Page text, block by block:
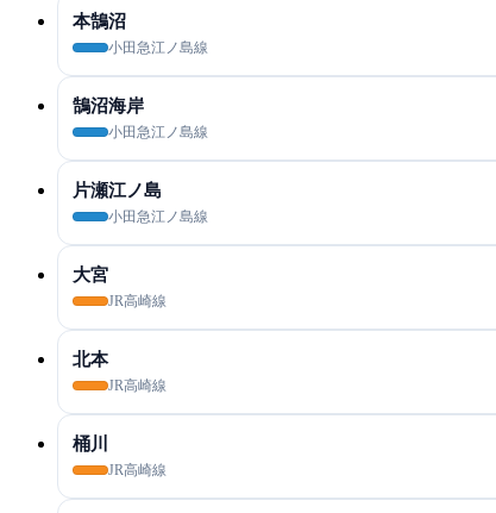
本鵠沼
小田急江ノ島線
鵠沼海岸
小田急江ノ島線
片瀬江ノ島
小田急江ノ島線
大宮
JR高崎線
北本
JR高崎線
桶川
JR高崎線